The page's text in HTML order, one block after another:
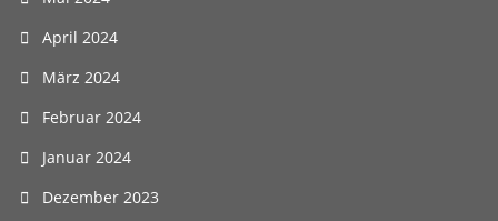
April 2024
März 2024
Februar 2024
Januar 2024
Dezember 2023